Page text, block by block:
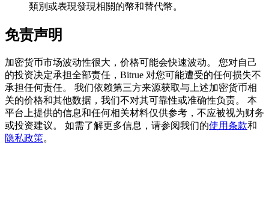
充值並交易BTC瓜分 25,000 USDT 獎池！
充值CASHCAT & 赢取
瓜分 500000 CASHCAT 獎池
類別或表現發現相關的幣和替代幣。
免责声明
加密货币市场波动性很大，价格可能会快速波动。 您对自己
的投资决定承担全部责任，Bitrue 对您可能遭受的任何损失不
承担任何责任。 我们依赖第三方来源获取与上述加密货币相
关的价格和其他数据，我们不对其可靠性或准确性负责。 本
平台上提供的信息和任何相关材料仅供参考，不应被视为财务
或投资建议。 如需了解更多信息，请参阅我们的使用条款和
隐私政策。